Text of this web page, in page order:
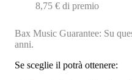
8,75 € di premio
Bax Music Guarantee: Su
anni.
Se sceglie il potrà ottenere: